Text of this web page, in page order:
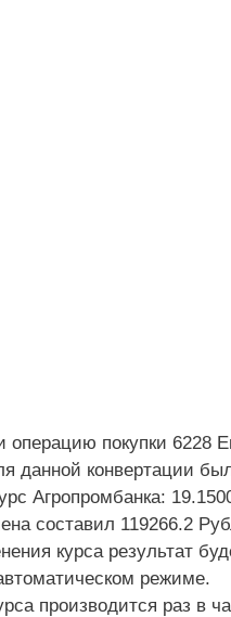
операцию покупки 6228
данной конвертации
Агропромбанка:
составил 119266.2
курса результат
режиме.
производится раз в